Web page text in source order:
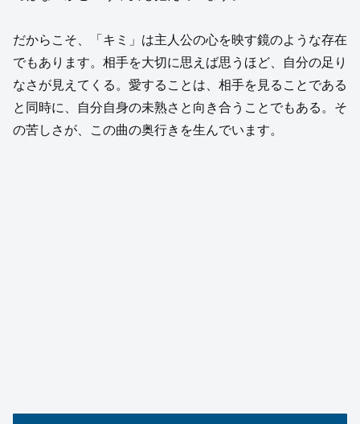
だからこそ、「キミ」は主人公の心を映す鏡のような存在
でもあります。相手を大切に思えば思うほど、自分の足り
なさが見えてくる。愛することは、相手を見ることである
と同時に、自分自身の未熟さと向き合うことでもある。そ
の苦しさが、この曲の奥行きを生んでいます。